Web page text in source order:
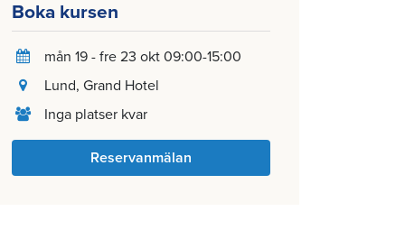
Boka kursen
mån 19 - fre 23 okt 09:00-15:00
Lund, Grand Hotel
Inga platser kvar
Reservanmälan